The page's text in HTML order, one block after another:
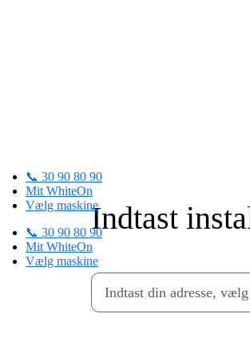
📞 30 90 80 90
Mit WhiteOn
Vælg maskine
📞 30 90 80 90
Mit WhiteOn
Vælg maskine
Indtast